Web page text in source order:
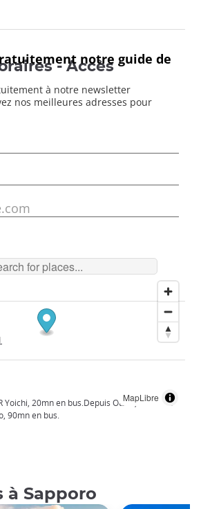
- Accès
MapLibre
Yoichi, 20mn en bus.Depuis Otaru, 45mn en
90mn en bus.
à Sapporo